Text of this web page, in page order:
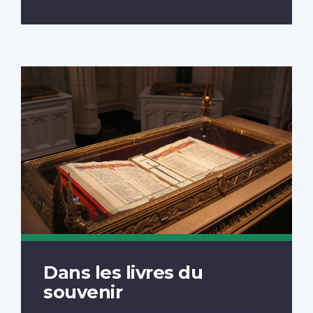
Dans les livres du
souvenir